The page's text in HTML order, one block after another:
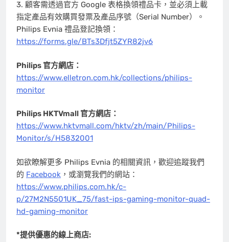
3. 顧客需透過官方 Google 表格換領禮品卡，並必須上載
指定產品有效購買發票及產品序號（Serial Number）。
Philips Evnia 禮品登記換領 ：
https://forms.gle/BTs3Dfjt5ZYR82jv6
Philips 官方網店：
https://www.elletron.com.hk/collections/philips-
monitor
Philips HKTVmall 官方網店：
https://www.hktvmall.com/hktv/zh/main/Philips-
Monitor/s/H5832001
如欲瞭解更多 Philips Evnia 的相關資訊，歡迎追蹤我們
的 Facebook ，或瀏覽我們的網站：
https://www.philips.com.hk/c-
p/27M2N5501UK_75/fast-ips-gaming-monitor-quad-
hd-gaming-monitor
*提供優惠的線上商店: